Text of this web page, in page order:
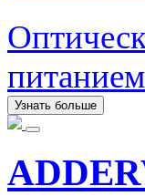
Узнать больше